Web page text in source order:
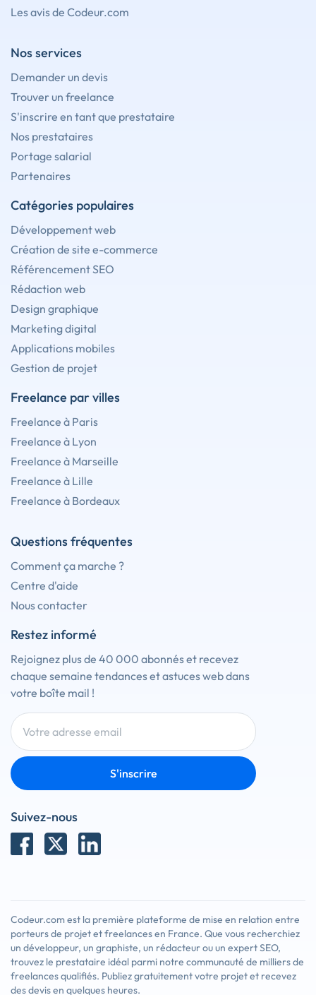
Les avis de Codeur.com
Nos services
Demander un devis
Trouver un freelance
S'inscrire en tant que prestataire
Nos prestataires
Portage salarial
Partenaires
Catégories populaires
Développement web
Création de site e-commerce
Référencement SEO
Rédaction web
Design graphique
Marketing digital
Applications mobiles
Gestion de projet
Freelance par villes
Freelance à Paris
Freelance à Lyon
Freelance à Marseille
Freelance à Lille
Freelance à Bordeaux
Questions fréquentes
Comment ça marche ?
Centre d'aide
Nous contacter
Restez informé
Rejoignez plus de 40 000 abonnés et recevez
chaque semaine tendances et astuces web dans
votre boîte mail !
S'inscrire
Suivez-nous
Codeur.com est la première plateforme de mise en relation entre
porteurs de projet et freelances en France. Que vous recherchiez
un développeur, un graphiste, un rédacteur ou un expert SEO,
trouvez le prestataire idéal parmi notre communauté de milliers de
freelances qualifiés. Publiez gratuitement votre projet et recevez
des devis en quelques heures.